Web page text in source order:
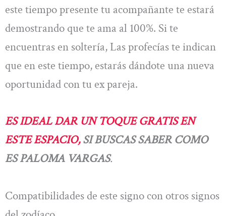
este tiempo presente tu acompañante te estará
demostrando que te ama al 100%. Si te
encuentras en soltería, Las profecías te indican
que en este tiempo, estarás dándote una nueva
oportunidad con tu ex pareja.
ES IDEAL DAR UN TOQUE GRATIS EN
ESTE ESPACIO,SI BUSCAS SABER COMO
ES PALOMA VARGAS.
Compatibilidades de este signo con otros signos